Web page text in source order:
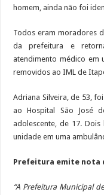
homem, ainda não foi
Todos eram moradores
da prefeitura e
atendimento médico em
removidos ao IML de
Adriana Silveira, de 53,
ao Hospital São José
adolescente, de 17.
unidade em uma
Prefeitura emite nota
“A Prefeitura Municipal